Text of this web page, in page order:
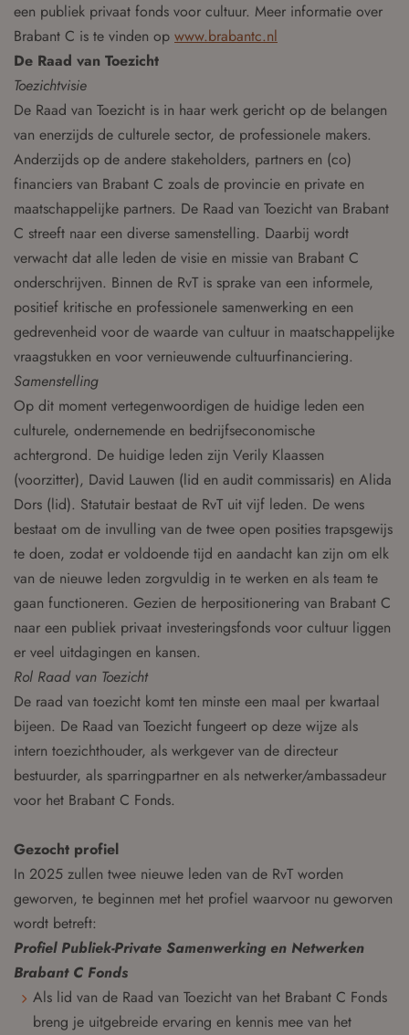
een publiek privaat fonds voor cultuur. Meer informatie over
Brabant C is te vinden op www.brabantc.nl
De Raad van Toezicht
Toezichtvisie
De Raad van Toezicht is in haar werk gericht op de belangen
van enerzijds de culturele sector, de professionele makers.
Anderzijds op de andere stakeholders, partners en (co)
financiers van Brabant C zoals de provincie en private en
maatschappelijke partners. De Raad van Toezicht van Brabant
C streeft naar een diverse samenstelling. Daarbij wordt
verwacht dat alle leden de visie en missie van Brabant C
onderschrijven. Binnen de RvT is sprake van een informele,
positief kritische en professionele samenwerking en een
gedrevenheid voor de waarde van cultuur in maatschappelijke
vraagstukken en voor vernieuwende cultuurfinanciering.
Samenstelling
Op dit moment vertegenwoordigen de huidige leden een
culturele, ondernemende en bedrijfseconomische
achtergrond. De huidige leden zijn Verily Klaassen
(voorzitter), David Lauwen (lid en audit commissaris) en Alida
Dors (lid). Statutair bestaat de RvT uit vijf leden. De wens
bestaat om de invulling van de twee open posities trapsgewijs
te doen, zodat er voldoende tijd en aandacht kan zijn om elk
van de nieuwe leden zorgvuldig in te werken en als team te
gaan functioneren. Gezien de herpositionering van Brabant C
naar een publiek privaat investeringsfonds voor cultuur liggen
er veel uitdagingen en kansen.
Rol Raad van Toezicht
De raad van toezicht komt ten minste een maal per kwartaal
bijeen. De Raad van Toezicht fungeert op deze wijze als
intern toezichthouder, als werkgever van de directeur
bestuurder, als sparringpartner en als netwerker/ambassadeur
voor het Brabant C Fonds.
Gezocht profiel
In 2025 zullen twee nieuwe leden van de RvT worden
geworven, te beginnen met het profiel waarvoor nu geworven
wordt betreft:
Profiel Publiek-Private Samenwerking en Netwerken
Brabant C Fonds
Als lid van de Raad van Toezicht van het Brabant C Fonds
breng je uitgebreide ervaring en kennis mee van het